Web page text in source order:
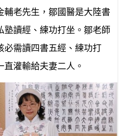
輔老先生，鄒國醫是大陸書
塾讀經、練功打坐。鄒老師
必需讀四書五經、練功打
灌輸給夫妻二人。